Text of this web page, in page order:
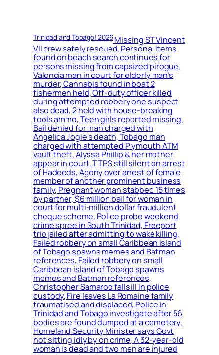
Trinidad and Tobago! 2026Missing ST Vincent
VII crew safely rescued, Personal items
found on beach search continues for
persons missing from capsized pirogue,
Valencia man in court for elderly man’s
murder, Cannabis found in boat 2
fishermen held, Off-duty officer killed
during attempted robbery one suspect
also dead, 2 held with house-breaking
tools ammo, Teen girls reported missing,
Bail denied for man charged with
Angelica Jogie’s death, Tobago man
charged with attempted Plymouth ATM
vault theft, Alyssa Phillip & her mother
appear in court, TTPS still silent on arrest
of Hadeeds, Agony over arrest of female
member of another prominent business
family, Pregnant woman stabbed 15 times
by partner, $6 million bail for woman in
court for multi-million dollar fraudulent
cheque scheme, Police probe weekend
crime spree in South Trinidad, Freeport
trio jailed after admitting to wake killing,
Failed robbery on small Caribbean island
of Tobago spawns memes and Batman
references, Failed robbery on small
Caribbean island of Tobago spawns
memes and Batman references,
Christopher Samaroo falls ill in police
custody, Fire leaves La Romaine family
traumatised and displaced, Police in
Trinidad and Tobago investigate after 56
bodies are found dumped at a cemetery,
Homeland Security Minister says Govt
not sitting idly by on crime, A 32-year-old
woman is dead and two men are injured